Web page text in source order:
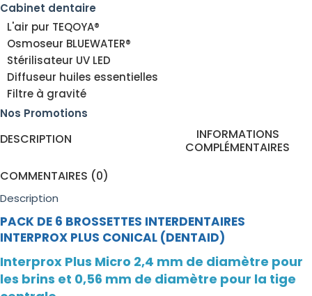
Cabinet dentaire
L'air pur TEQOYA®
Osmoseur BLUEWATER®
Stérilisateur UV LED
Diffuseur huiles essentielles
Filtre à gravité
Nos Promotions
DESCRIPTION
INFORMATIONS
COMPLÉMENTAIRES
COMMENTAIRES (0)
Description
PACK DE 6 BROSSETTES INTERDENTAIRES
INTERPROX PLUS CONICAL (DENTAID)
Interprox Plus Micro 2,4 mm de diamètre pour
les brins et 0,56 mm de diamètre pour la tige